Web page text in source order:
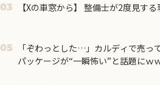
03 【Xの車窓から】 整備士が2度見す
05
「ぞわっとした…」カルディで売っ
パッケージが“一瞬怖い”と話題にｗ